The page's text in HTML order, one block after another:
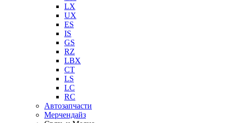
LX
UX
ES
IS
GS
RZ
LBX
CT
LS
LC
RC
Автозапчасти
Мерчендайз